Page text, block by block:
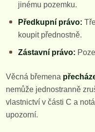
jinému pozemku.
Předkupní právo:
koupit přednostně.
Zástavní právo:
Věcná břemena
nemůže jednostranně
vlastnictví v části C a
upozorní.